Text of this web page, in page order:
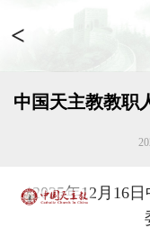
<
中国天主教教职
（2025年12月16